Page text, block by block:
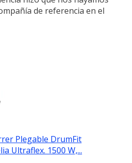
de referencia en el
Plegable DrumFit
Ultraflex. 1500 W,...